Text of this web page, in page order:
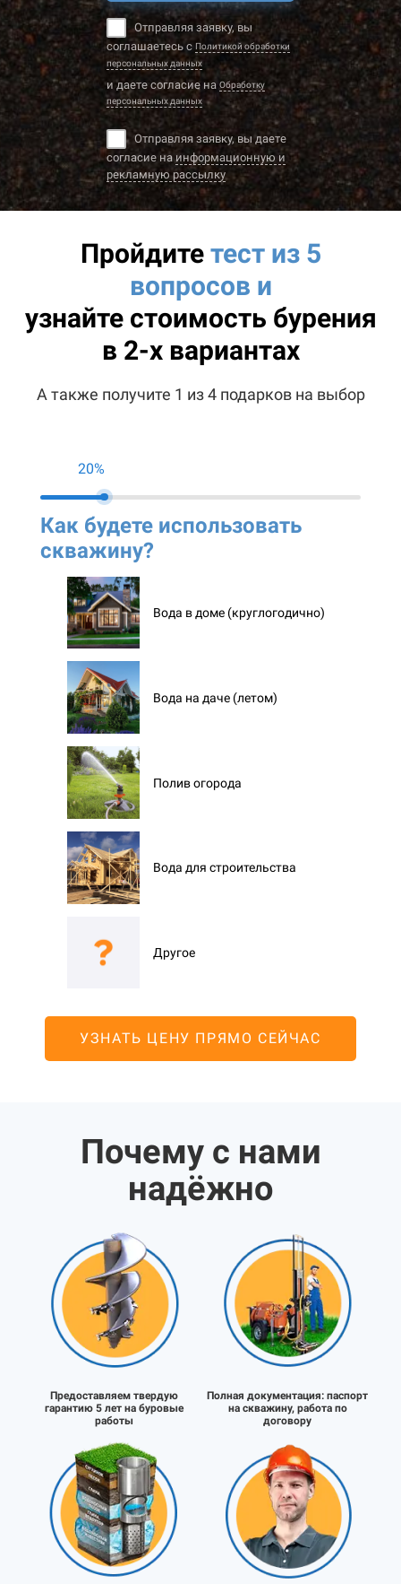
Отправляя заявку, вы
соглашаетесь с Политикой обработки
персональных данных
и даете согласие на Обработку
персональных данных
Отправляя заявку, вы даете
согласие наинформационную и
рекламную рассылку
Пройдитетест из 5
вопросов и
узнайте стоимость бурения
в 2-х вариантах
А также получите 1 из 4 подарков на выбор
20%
Как будете использовать
скважину?
Вода в доме (круглогодично)
Вода на даче (летом)
Полив огорода
Вода для строительства
Другое
УЗНАТЬ ЦЕНУ ПРЯМО СЕЙЧАС
Почему с нами
надёжно
Предоставляем твердую
гарантию 5 лет на буровые
работы
Полная документация: паспорт
на скважину, работа по
договору